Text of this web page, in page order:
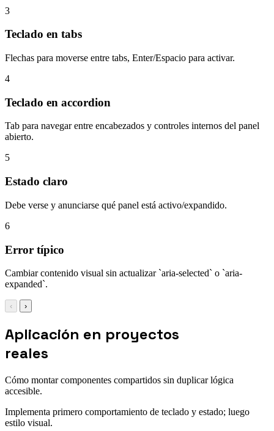
3
Teclado en tabs
Flechas para moverse entre tabs, Enter/Espacio para activar.
4
Teclado en accordion
Tab para navegar entre encabezados y controles internos del panel
abierto.
5
Estado claro
Debe verse y anunciarse qué panel está activo/expandido.
6
Error típico
Cambiar contenido visual sin actualizar `aria-selected` o `aria-
expanded`.
‹ ›
Aplicación en proyectos
reales
Cómo montar componentes compartidos sin duplicar lógica
accesible.
Implementa primero comportamiento de teclado y estado; luego
estilo visual.